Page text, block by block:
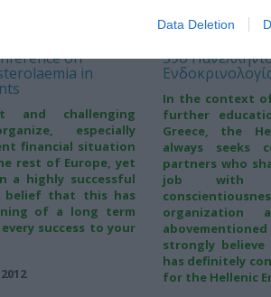
Data Deletion
on
in
challenging
especially
financial situation
rest of Europe, yet
a highly successful
belief that this has
of a long term
success to your
39ο
In the context
further
Greece, the
always seeks
partners who
job with
strongly
has definitely
for the Hellenic